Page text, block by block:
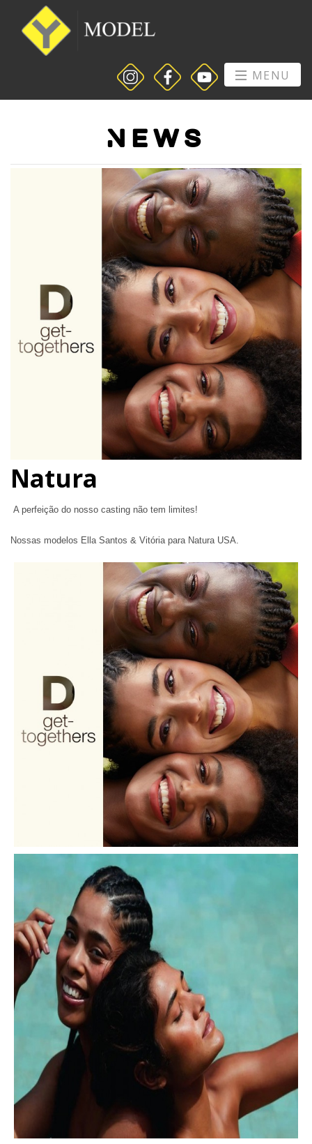
MENU
News
Natura
A perfeição do nosso casting não tem limites!
Nossas modelos Ella Santos & Vitória para Natura USA.